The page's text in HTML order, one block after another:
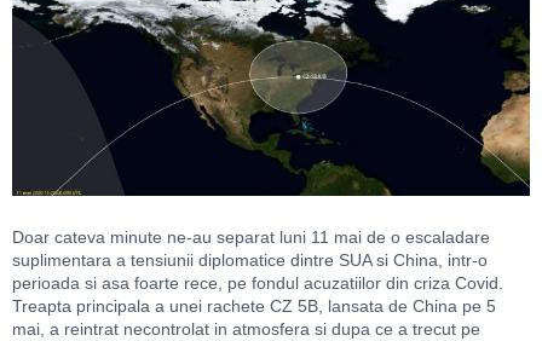
Doar cateva minute ne-au separat luni 11 mai de o escaladare
suplimentara a tensiunii diplomatice dintre SUA si China, intr-o
perioada si asa foarte rece, pe fondul acuzatiilor din criza Covid.
Treapta principala a unei rachete CZ 5B, lansata de China pe 5
mai, a reintrat necontrolat in atmosfera si dupa ce a trecut pe